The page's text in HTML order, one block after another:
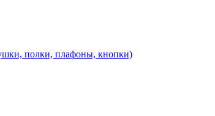
полки, плафоны, кнопки)